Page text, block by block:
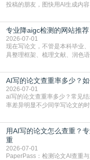
投稿的朋友，图快用AI生成内
自带不可忽视的查重风险。AI
于训练数据的概率拼接，不是
有的高频公共表述，甚至直接拼
专业降aigc检测的网站推
2026-07-01
现在写论文，不管是本科毕业
具整理框架、梳理文献、润色
五遍还是过不了预检测的大有
站，就能少走好多弯路。
容的学术合规痛点去年帮一个本
AI写的论文查重率多少？
2026-07-01
ai写的论文查重率多少？常见
率差异明显不少同学写论文的
实际情况和大家想的不太一样
内容本质是按照语义概率拼接
直接引用整段已有内容，所以查
用AI写的论文怎么查重？
重
2026-07-01
PaperPass：检测论文AI查重